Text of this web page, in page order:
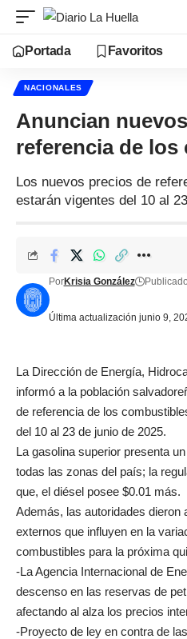
Portada Favoritos
NACIONALES
Anuncian
referencia de
Los nuevos precios de
estarán vigentes del 10 al
Última actualización junio 9,
PorKrisia González
La Dirección de Energía,
informó a la población
de referencia de los
del 10 al 23 de junio de 2025.
La gasolina superior presenta
todas las zonas del país; la
que, el diésel posee $0.01 más.
Además, las autoridades dieron
externos que influyen en la
combustibles para la próxima
-La Agencia Internacional de
descenso en las reservas de
afectando al alza los precios
-Proyecto de ley en contra de